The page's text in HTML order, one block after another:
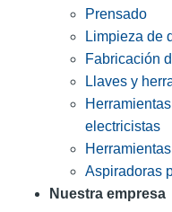
Prensado
Limpieza de
Fabricación
Llaves y
electricistas
Aspiradoras
Nuestra empresa